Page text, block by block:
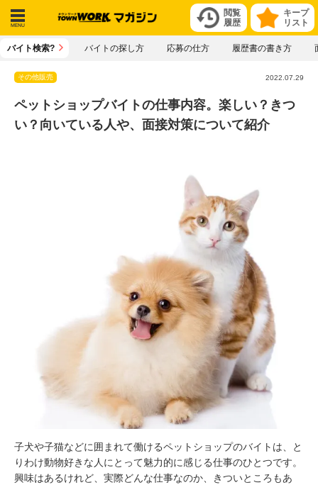
キープ
リスト
閲覧
履歴
メニ
バイト検索? バイトの探し方 応募の仕方 履歴書の書き方
その他販売 2022.07.29
ペットショップバイトの仕事内容。楽しい？きつ
い？向いている人や、面接対策について紹介
子犬や子猫などに囲まれて働けるペットショップのバイトは、と
りわけ動物好きな人にとって魅力的に感じる仕事のひとつです。
興味はあるけれど、実際どんな仕事なのか、きついところもあ